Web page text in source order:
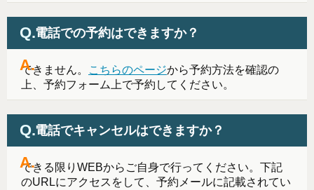
電話での予約はできますか？
できません。 こちらのページから予約方法を確認の
上、予約フォーム上で予約してください。
電話でキャンセルはできますか？
できる限りWEBからご自身で行ってください。下記
のURLにアクセスをして、予約メールに記載されてい